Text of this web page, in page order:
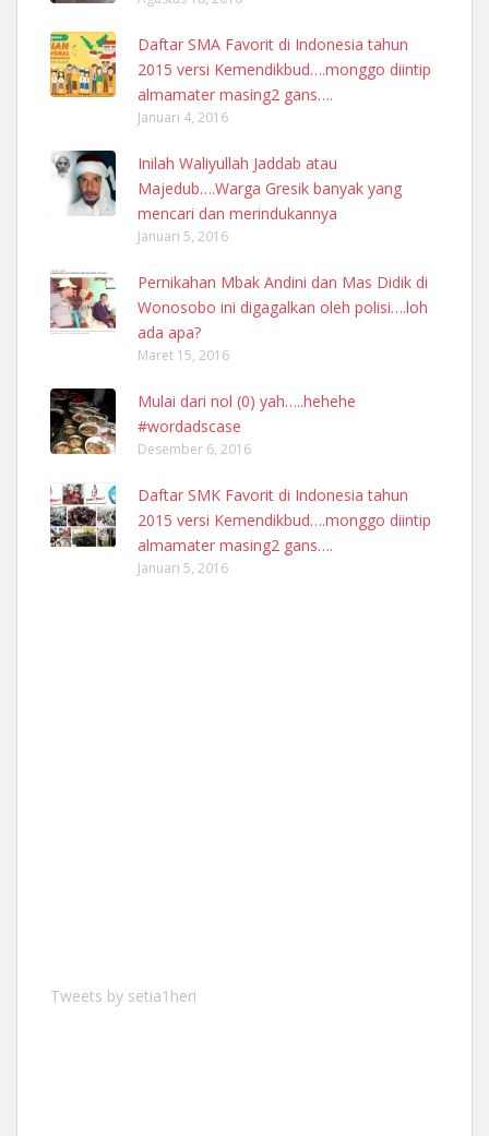
Daftar SMA Favorit di Indonesia tahun
2015 versi Kemendikbud….monggo diintip
almamater masing2 gans….
Januari 4, 2016
Inilah Waliyullah Jaddab atau
Majedub….Warga Gresik banyak yang
mencari dan merindukannya
Januari 5, 2016
Pernikahan Mbak Andini dan Mas Didik di
Wonosobo ini digagalkan oleh polisi….loh
ada apa?
Maret 15, 2016
Mulai dari nol (0) yah…..hehehe
#wordadscase
Desember 6, 2016
Daftar SMK Favorit di Indonesia tahun
2015 versi Kemendikbud….monggo diintip
almamater masing2 gans….
Januari 5, 2016
Tweets by setia1heri